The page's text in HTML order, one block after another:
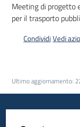
Leggi
Atti
Bandi
Programmi
Progetti
Meeting di progetto
per il trasporto
CondividiVedi
Ultimo aggiornamento: